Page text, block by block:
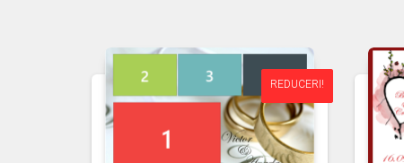
REDUCERI!
REDUCERI!